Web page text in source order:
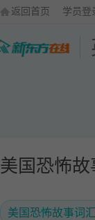
返回首页 学员登
美国恐怖
美国恐怖故事词